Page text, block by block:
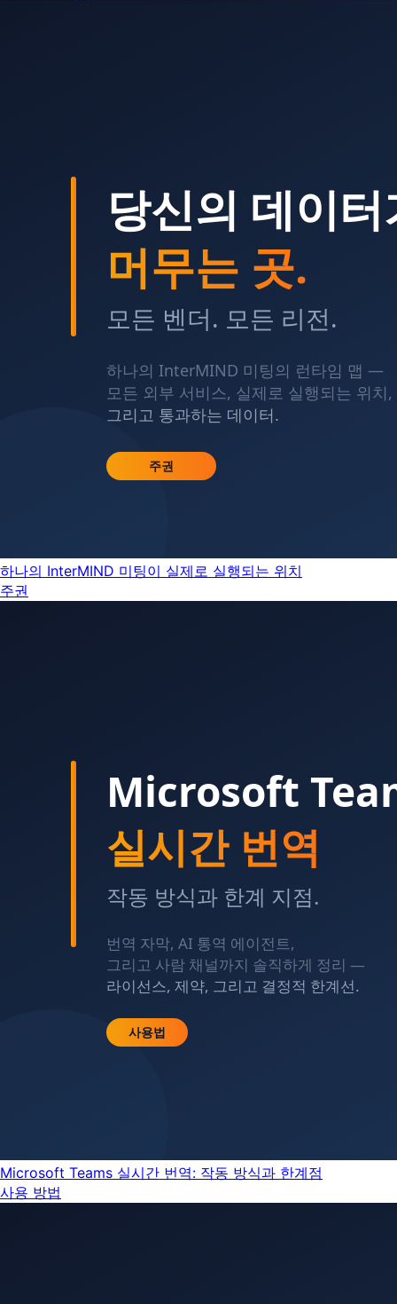
하나의 InterMIND 미팅이 실제로 실행되는 위치
주권
Microsoft Teams 실시간 번역: 작동 방식과 한계점
사용 방법